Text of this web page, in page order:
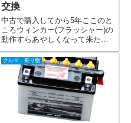
交換
中古で購入してから5年ここのと
ころウィンカー(フラッシャー)の
動作すらあやしくなって来た、
ぼくの原チャリ。中古で購入し
てからそろそろ5年で、バッテリ
ーがダメになってきていると感
じていたところ。ウィンカーの
みならずホーン迄ほとんど通勤
のみの走
クルマ 乗り物